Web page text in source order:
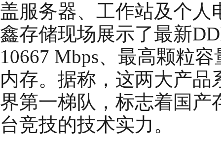
盖服务器、工作站及个人
鑫存储现场展示了最新
10667 Mbps、最高颗粒
内存。据称，这两大产
界第一梯队，标志着国产
台竞技的技术实力。